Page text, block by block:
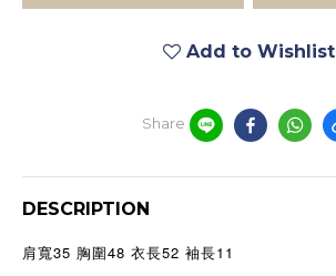
Add to Wishlist
Share
DESCRIPTION
肩寬35 胸圍 48 衣長52 袖長11